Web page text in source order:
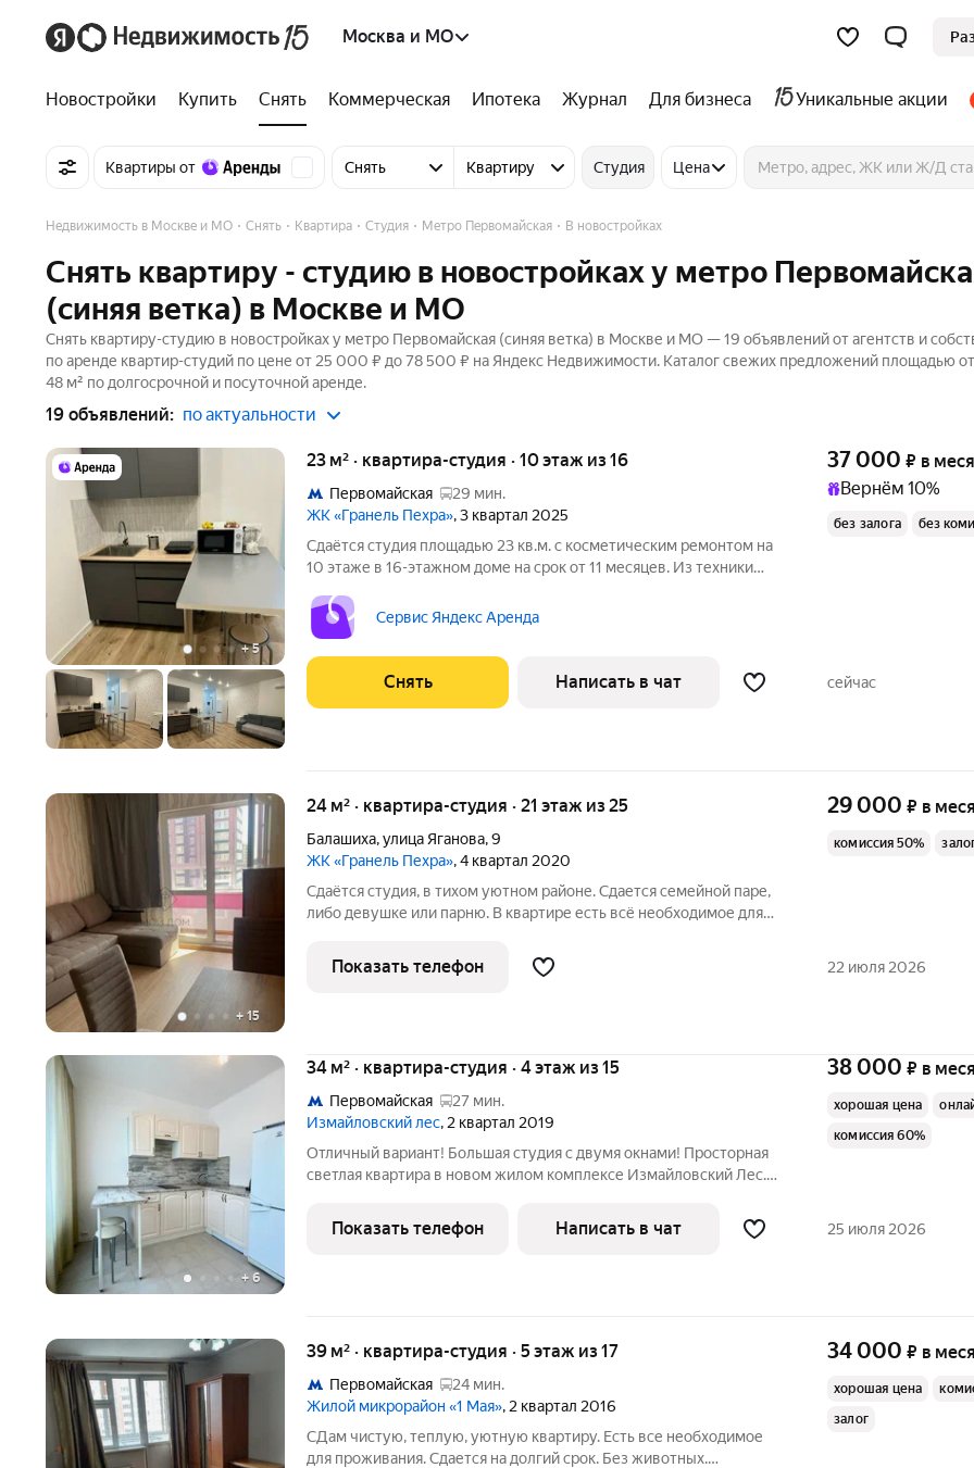
Москва и МО
Новостройки Купить Снять Коммерческая Ипотека Журнал Для бизнеса Уникальные акции
Квартиры от Снять Квартиру Студия Цена
Недвижимость в Москве и МО Снять Квартира Студия Метро Первомайская В новостройках
Снять квартиру - студию в новостройках у метро
(синяя ветка) в Москве и МО
Снять квартиру-студию в новостройках у метро Первомайская (синяя ветка) в Москве и МО — 19 объявлений от агентств и
по аренде квартир-студий по цене от 25 000 ₽ до 78 500 ₽ на Яндекс Недвижимости. Каталог свежих предложений площадью
48 м² по долгосрочной и посуточной аренде.
19 объявлений: по актуальности
+5
23 м² · квартира-студия · 10 этаж из 16
Первомайская
29 мин.
ЖК «Гранель Пехра», 3 квартал 2025
Сдаётся студия площадью 23 кв.м. с косметическим ремонтом на
10 этаже в 16-этажном доме на срок от 11 месяцев. Из техники
Микроволновка Дом - монолитный. Коммунальные услуги по
счетчикам
Сервис Яндекс Аренда
37 000 ₽ в
Вернём 10%
без залога без
Снять Написать в чат сейчас
+ 15
24 м² · квартира-студия · 21 этаж из 25
Балашиха,улица Яганова,9
ЖК «Гранель Пехра», 4 квартал 2020
Сдаётся студия, в тихом уютном районе. Сдается семейной паре,
либо девушке или парню. В квартире есть всё необходимое для
гарнитур, холодильник. Санузел совмещён, стиральная машинка
имеется. Залог
29 000 ₽ в
комиссия 50%
Показать телефон 22 июля 2026
+ 6
34 м² · квартира-студия · 4 этаж из 15
Первомайская
27 мин.
Измайловский лес, 2 квартал 2019
Отличный вариант! Большая студия с двумя окнами! Просторная
светлая квартира в новом жилом комплексе Измайловский Лес.
инфраструктура комплекса. Отличная транспортная доступность:
быстрый выезд
38 000 ₽ в
хорошая цена
комиссия 60%
Показать телефон Написать в чат 25 июля 2026
39 м² · квартира-студия · 5 этаж из 17
Первомайская
24 мин.
Жилой микрорайон «1 Мая», 2 квартал 2016
СДам чистую, теплую, уютную квартиру. Есть все необходимое
для проживания. Сдается на долгий срок. Без животных.
34 000 ₽ в
хорошая цена
залог